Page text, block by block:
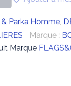
Parka Homme,
Marque :
Marque